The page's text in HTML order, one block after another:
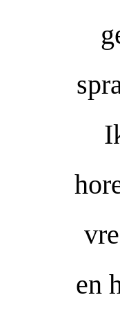
en